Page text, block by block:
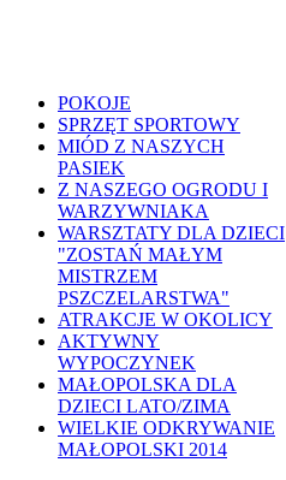
POKOJE
SPRZĘT SPORTOWY
MIÓD Z NASZYCH
PASIEK
Z NASZEGO OGRODU I
WARZYWNIAKA
WARSZTATY DLA DZIECI
"ZOSTAŃ MAŁYM
MISTRZEM
PSZCZELARSTWA"
ATRAKCJE W OKOLICY
AKTYWNY
WYPOCZYNEK
MAŁOPOLSKA DLA
DZIECI LATO/ZIMA
WIELKIE ODKRYWANIE
MAŁOPOLSKI 2014